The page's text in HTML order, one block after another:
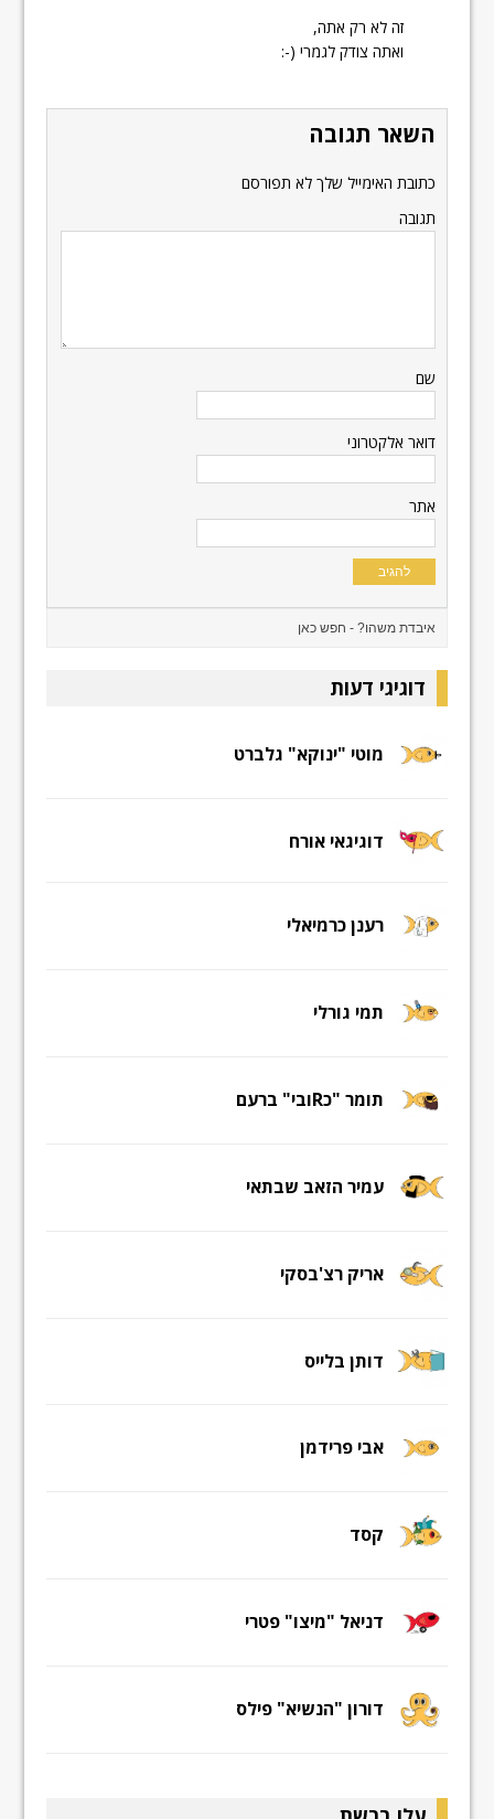
זה לא רק אתה,
ואתה צודק לגמרי (-:
השאר תגובה
כתובת האימייל שלך לא תפורסם
תגובה
שם
דואר אלקטרוני
אתר
דוגיגי דעות
מוטי "ינוקא" גלברט
דוגיגאי אורח
רענן כרמיאלי
תמי גורלי
תומר "כRובי" ברעם
עמיר הזאב שבתאי
אריק רצ'בסקי
דותן בלייס
אבי פרידמן
קסד
דניאל "מיצו" פטרי
דורון "הנשיא" פילס